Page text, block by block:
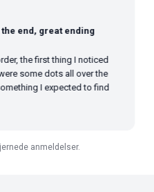
end, great ending
the first thing I noticed
some dots all over the
I expected to find
anmeldelser.